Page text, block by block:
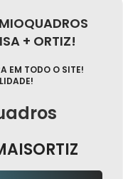
+ ORTIZ!
EM TODO O SITE!